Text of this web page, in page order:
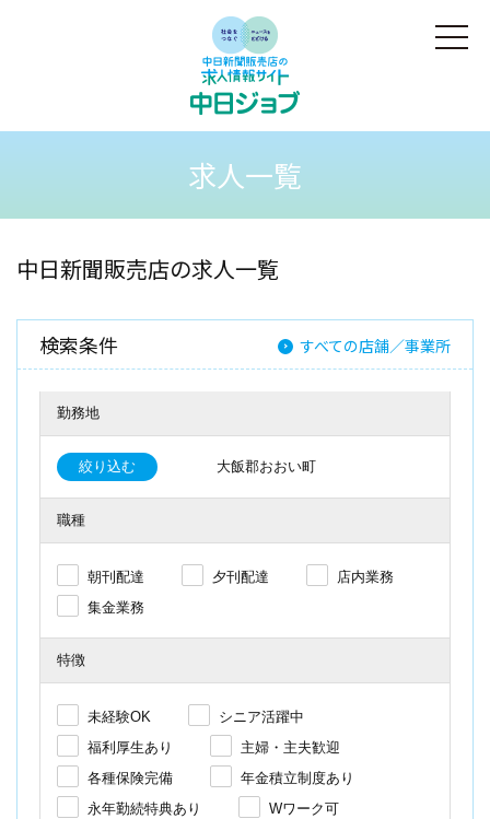
求人一覧
中日新聞販売店の求人一覧
検索条件 すべての店舗／事業所
勤務地
絞り込む 大飯郡おおい町
職種
朝刊配達 夕刊配達
店内業務
集金業務
特徴
未経験OK
シニア活躍中
福利厚生あり
主婦・主夫歓迎
各種保険完備
年金積立制度あり
永年勤続特典あり
Wワーク可